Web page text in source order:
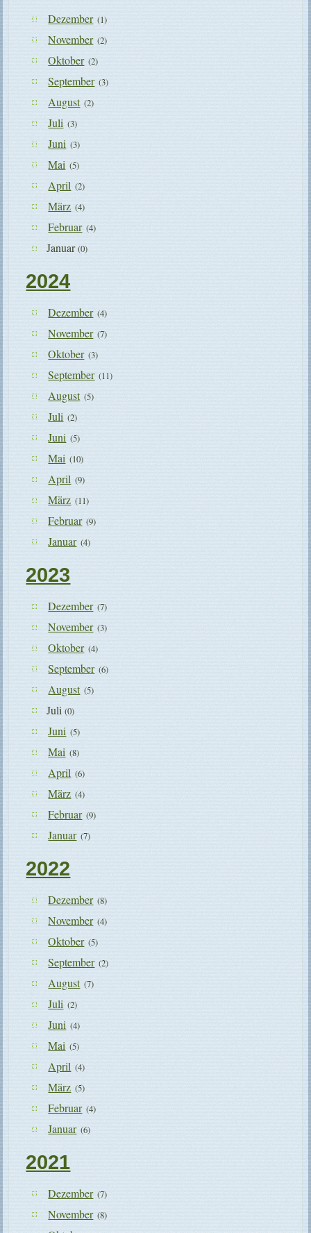
Dezember (1)
November (2)
Oktober (2)
September (3)
August (2)
Juli (3)
Juni (3)
Mai (5)
April (2)
März (4)
Februar (4)
Januar(0)
2024
Dezember (4)
November (7)
Oktober (3)
September (11)
August (5)
Juli (2)
Juni (5)
Mai (10)
April (9)
März (11)
Februar (9)
Januar (4)
2023
Dezember (7)
November (3)
Oktober (4)
September (6)
August (5)
Juli(0)
Juni (5)
Mai (8)
April (6)
März (4)
Februar (9)
Januar (7)
2022
Dezember (8)
November (4)
Oktober (5)
September (2)
August (7)
Juli (2)
Juni (4)
Mai (5)
April (4)
März (5)
Februar (4)
Januar (6)
2021
Dezember (7)
November (8)